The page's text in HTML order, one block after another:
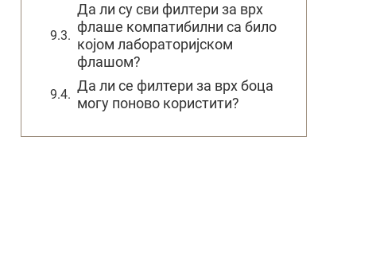
Да ли су сви филтери за врх
флаше компатибилни са било
којом лабораторијском
флашом?
Да ли се филтери за врх боца
могу поново користити?